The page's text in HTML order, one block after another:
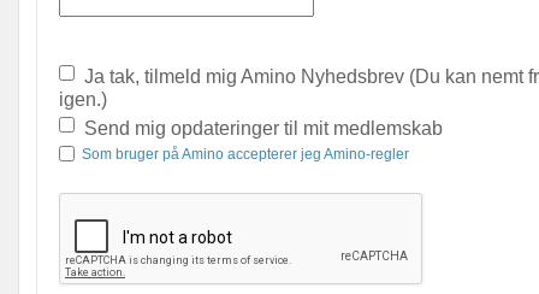
Ja tak, tilmeld mig Amino Nyhedsbrev (Du kan nemt
igen.)
Send mig opdateringer til mit medlemskab
Som bruger på Amino accepterer jeg Amino-regler